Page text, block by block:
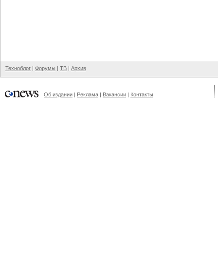
Техноблог | Форумы | ТВ | Архив
Об издании | Реклама | Вакансии | Контакты